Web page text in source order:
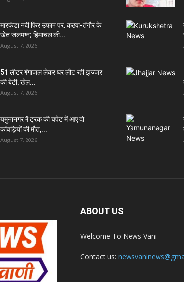
मारकंडा नदी फिर उफान पर, कठवा-तंगौर के
खेत जलमग्न; हिमाचल की...
August 7, 2026
51 लीटर गंगाजल लेकर घर लौट रही झज्जर
की बेटी, खेल...
August 7, 2026
यमुनानगर में ट्रक की चपेट में आए दो
कांवड़ियों की मौत,...
August 7, 2026
ABOUT US
Welcome To News Vani
Contact us: